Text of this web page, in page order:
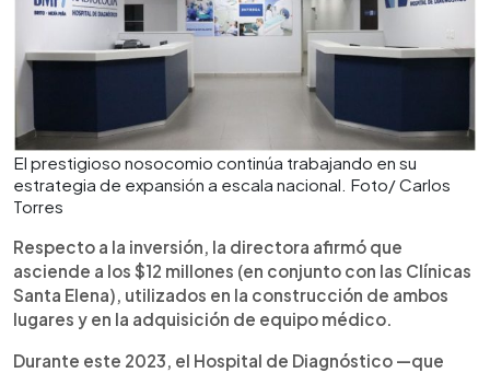
El prestigioso nosocomio continúa trabajando en su
estrategia de expansión a escala nacional. Foto/ Carlos
Torres
Respecto a la inversión, la directora afirmó que
asciende a los $12 millones (en conjunto con las Clínicas
Santa Elena), utilizados en la construcción de ambos
lugares y en la adquisición de equipo médico.
Durante este 2023, el Hospital de Diagnóstico —que